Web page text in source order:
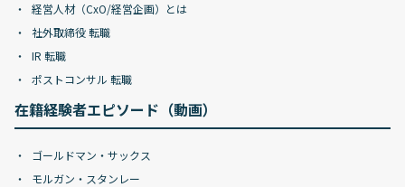
経営人材（CxO/経営企画）とは
社外取締役 転職
IR 転職
ポストコンサル 転職
在籍経験者エピソード（動画）
ゴールドマン・サックス
モルガン・スタンレー